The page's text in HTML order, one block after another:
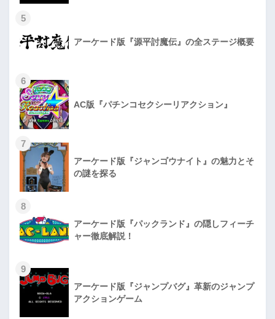
5
アーケード版『源平討魔伝』の全ステージ概要
6
AC版『パチンコセクシーリアクション』
7
アーケード版『ジャンゴウナイト』の魅力とそ
の謎を探る
8
アーケード版『パックランド』の隠しフィーチ
ャー徹底解説！
9
アーケード版『ジャンプバグ』革新のジャンプ
アクションゲーム